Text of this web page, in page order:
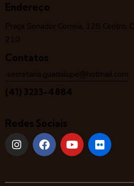
Endereço
Praça Senador Correia, 128 Centro,
210
Contatos
secretaria.guadalupe@hotmail.com
(41) 3233-4884
Redes Sociais